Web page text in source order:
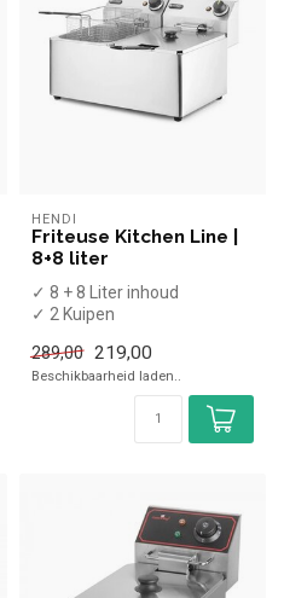
HENDI
Friteuse Kitchen Line |
8+8 liter
✓ 8 + 8 Liter inhoud
✓ 2 Kuipen
✓ Tafelmodel
✓ 2x 3,5 kW
289,00 219,00
Beschikbaarheid laden..